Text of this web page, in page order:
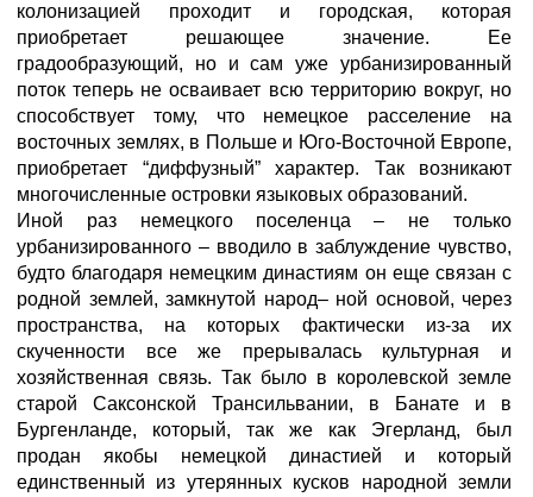
колонизацией проходит и городская, которая
приобретает решающее значение. Ее
градообразующий, но и сам уже урбанизированный
поток теперь не осваивает всю территорию вокруг, но
способствует тому, что немецкое расселение на
восточных землях, в Польше и Юго-Восточной Европе,
приобретает “диффузный” характер. Так возникают
многочисленные островки языковых образований.
Иной раз немецкого поселенца – не только
урбанизированного – вводило в заблуждение чувство,
будто благодаря немецким династиям он еще связан с
родной землей, замкнутой народ– ной основой, через
пространства, на которых фактически из-за их
скученности все же прерывалась культурная и
хозяйственная связь. Так было в королевской земле
старой Саксонской Трансильвании, в Банате и в
Бургенланде, который, так же как Эгерланд, был
продан якобы немецкой династией и который
единственный из утерянных кусков народной земли